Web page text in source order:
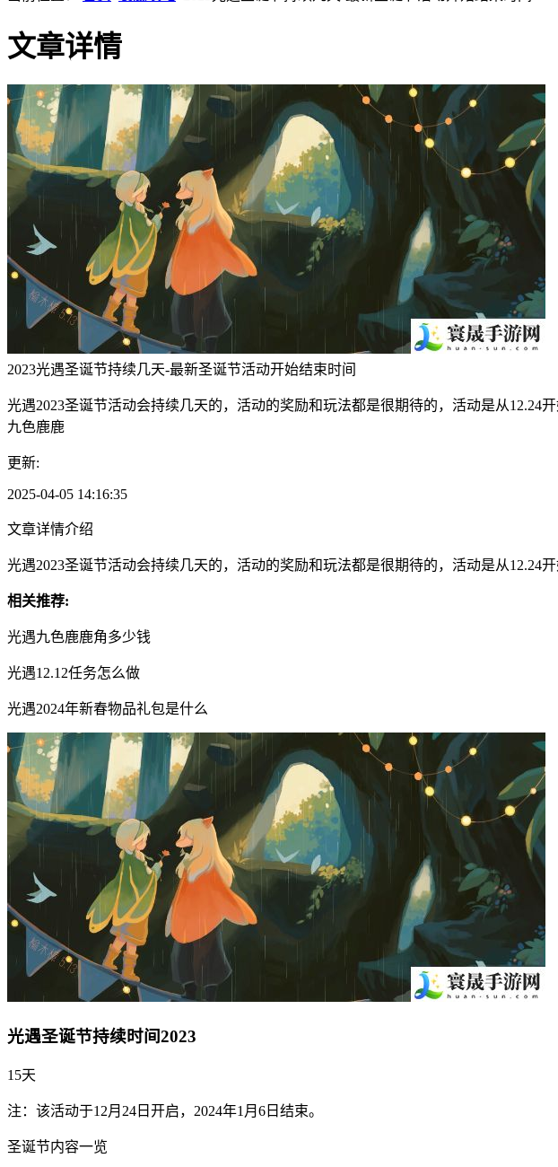
文章详情
2023光遇圣诞节持续几天-最新圣诞节活动开始结束时间
光遇2023圣诞节活动会持续几天的，活动的奖励和玩法都是很期待的，活动是从
九色鹿鹿
更新:
2025-04-05 14:16:35
文章详情介绍
光遇2023圣诞节活动会持续几天的，活动的奖励和玩法都是很期待的，活动是从12.24
相关推荐:
光遇九色鹿鹿角多少钱
光遇12.12任务怎么做
光遇2024年新春物品礼包是什么
光遇圣诞节持续时间2023
15天
注：该活动于12月24日开启，2024年1月6日结束。
圣诞节内容一览